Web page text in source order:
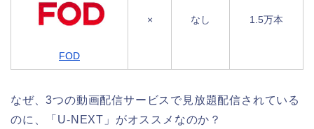
FOD
× なし 1.5万本
なぜ、3つの動画配信サービスで見放題配信されている
のに、「U-NEXT」がオススメなのか？